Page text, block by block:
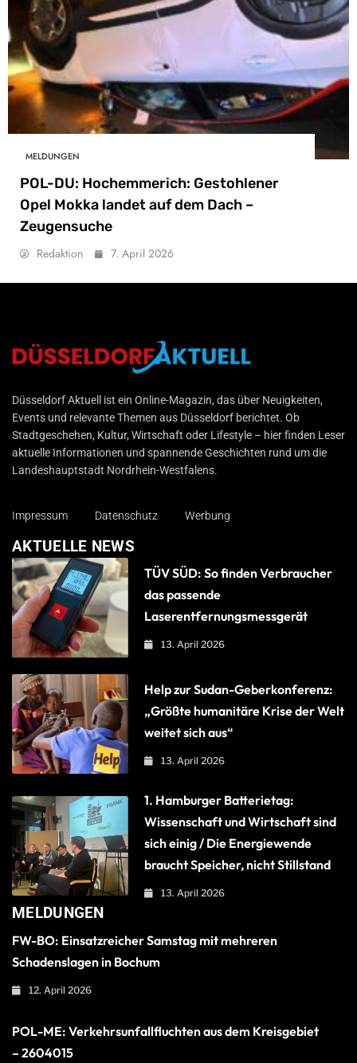
MELDUNGEN
POL-DU: Hochemmerich: Gestohlener
Opel Mokka landet auf dem Dach –
Zeugensuche
Redaktion 7. April 2026
Düsseldorf Aktuell
Düsseldorf Aktuell ist ein Online-Magazin, das über Neuigkeiten,
Events und relevante Themen aus Düsseldorf berichtet. Ob
Stadtgeschehen, Kultur, Wirtschaft oder Lifestyle – hier finden Leser
aktuelle Informationen und spannende Geschichten rund um die
Landeshauptstadt Nordrhein-Westfalens.
Impressum Datenschutz Werbung
AKTUELLE NEWS
TÜV SÜD: So finden Verbraucher
das passende
Laserentfernungsmessgerät
13. April 2026
Help zur Sudan-Geberkonferenz:
„Größte humanitäre Krise der Welt
weitet sich aus“
13. April 2026
1. Hamburger Batterietag:
Wissenschaft und Wirtschaft sind
sich einig / Die Energiewende
braucht Speicher, nicht Stillstand
13. April 2026
MELDUNGEN
FW-BO: Einsatzreicher Samstag mit mehreren
Schadenslagen in Bochum
12. April 2026
POL-ME: Verkehrsunfallfluchten aus dem Kreisgebiet
– 2604015